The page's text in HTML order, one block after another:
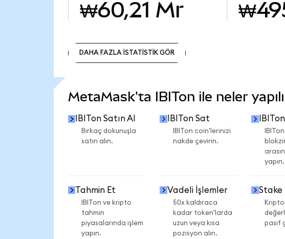
₩60,21 Mr
DAHA FAZLA İSTATİSTİK GÖR
MetaMask'ta IBITon ile neler
IBITon Satın Al
Birkaç dokunuşla
satın alın.
IBITon Sat
IBITon coin'lerinizi
nakde çevirin.
yapın.
Tahmin Et
IBITon ve kripto
tahmin
piyasalarında işlem
yapın.
Vadeli İşlemler
50x kaldıraca
kadar token'larda
uzun veya kısa
pozisyon alın.
Stake
pasif